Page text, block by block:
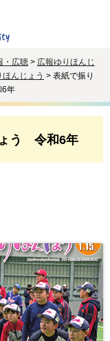
・広聴 > 広報ゆりほんじ
んじょう > 表紙で振り
6年
う 令和6年